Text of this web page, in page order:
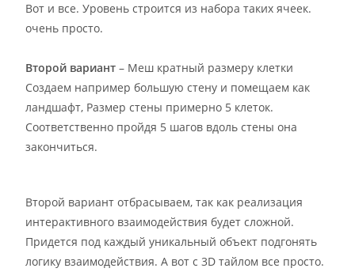
Вот и все. Уровень строится из набора таких ячеек.
очень просто.
Второй вариант – Меш кратный размеру клетки
Создаем например большую стену и помещаем как
ландшафт, Размер стены примерно 5 клеток.
Соответственно пройдя 5 шагов вдоль стены она
закончиться.
Второй вариант отбрасываем, так как реализация
интерактивного взаимодействия будет сложной.
Придется под каждый уникальный объект подгонять
логику взаимодействия. А вот с 3D тайлом все просто.